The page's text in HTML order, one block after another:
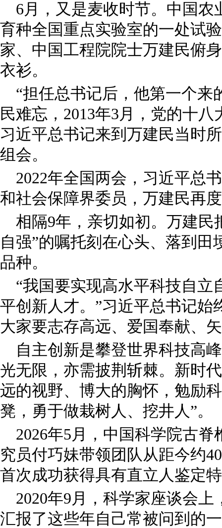
6月，又是麦收时节。中国
育种全国重点实验室的一处试
家、中国工程院院士万建民俯
衣衫。
“担任总书记后，他第一个来
民难忘，2013年3月，党的十
习近平总书记来到万建民当时
组会。
2022年全国两会，习近平总
和社会保障界委员，万建民再
相隔9年，亲切如初。万建民
自强”的嘱托刻在心头、落到
品种。
“我国要实现高水平科技自立
平创新人才。”习近平总书记始
大家要志存高远、爱国奉献、
自主创新是攀登世界科技高
光无限，亦需披荆斩棘。新时
远的视野、博大的胸怀，勉励
凳，勇于做栽树人、挖井人”。
2026年5月，中国科学院古
究员付巧妹带领团队从距今约
首次成功获得具有直立人鉴定
2020年9月，科学家座谈会
汇报了这些年自己常被问到的